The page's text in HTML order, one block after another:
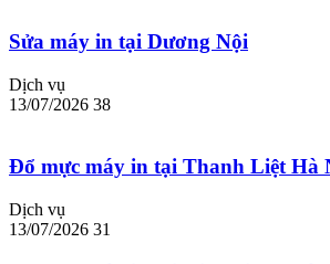
Sửa máy in tại Dương Nội
Dịch vụ
13/07/2026 38
Đổ mực máy in tại Thanh Liệt Hà
Dịch vụ
13/07/2026 31